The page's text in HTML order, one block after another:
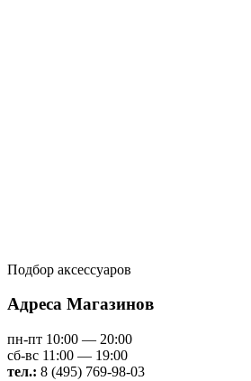
Подбор аксессуаров
Адреса Магазинов
пн-пт 10:00 — 20:00
сб-вс 11:00 — 19:00
тел.: 8 (495) 769-98-03